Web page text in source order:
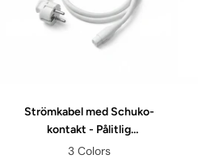
Strömkabel med Schuko-
kontakt - Pålitlig
energianslutning
3 Colors